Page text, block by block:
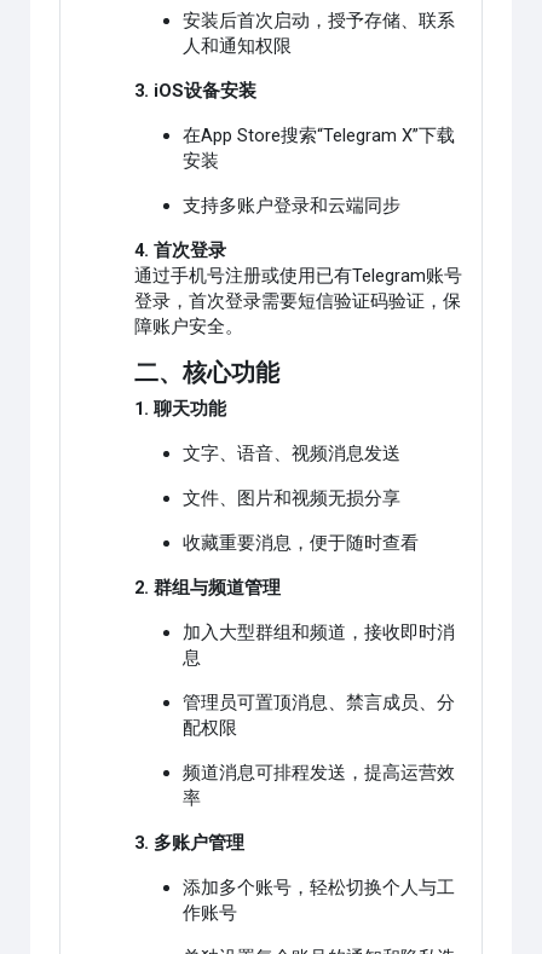
安装后首次启动，授予存储、联系
人和通知权限
3. iOS设备安装
在App Store搜索“Telegram X”下载
安装
支持多账户登录和云端同步
4. 首次登录
通过手机号注册或使用已有Telegram账号
登录，首次登录需要短信验证码验证，保
障账户安全。
二、核心功能
1. 聊天功能
文字、语音、视频消息发送
文件、图片和视频无损分享
收藏重要消息，便于随时查看
2. 群组与频道管理
加入大型群组和频道，接收即时消
息
管理员可置顶消息、禁言成员、分
配权限
频道消息可排程发送，提高运营效
率
3. 多账户管理
添加多个账号，轻松切换个人与工
作账号